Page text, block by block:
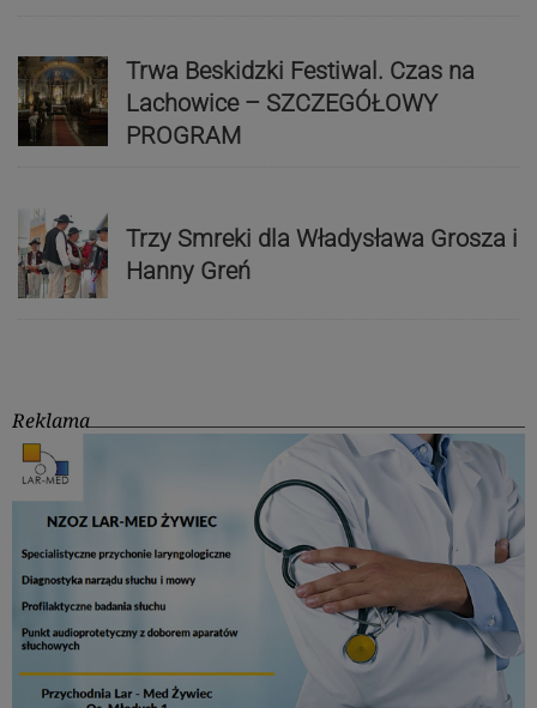
Trwa Beskidzki Festiwal. Czas na
Lachowice – SZCZEGÓŁOWY
PROGRAM
Trzy Smreki dla Władysława Grosza i
Hanny Greń
Reklama